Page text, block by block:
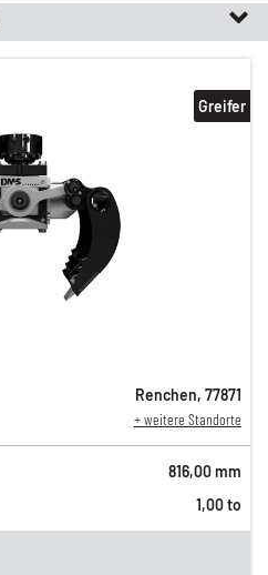
Greifer
Renchen, 77871
+ weitere Standorte
816,00 mm
1,00 to